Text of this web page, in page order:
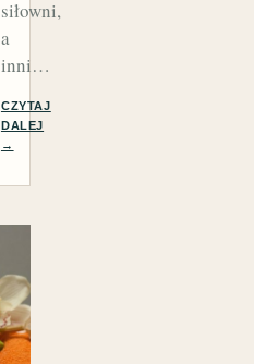
siłowni,
a
inni…
CZYTAJ
DALEJ
→